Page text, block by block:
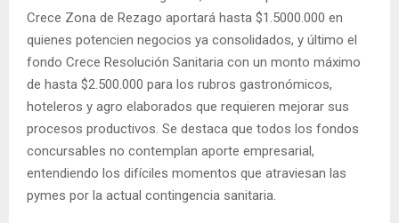
Crece Zona de Rezago aportará hasta $1.5000.000 en
quienes potencien negocios ya consolidados, y último el
fondo Crece Resolución Sanitaria con un monto máximo
de hasta $2.500.000 para los rubros gastronómicos,
hoteleros y agro elaborados que requieren mejorar sus
procesos productivos. Se destaca que todos los fondos
concursables no contemplan aporte empresarial,
entendiendo los difíciles momentos que atraviesan las
pymes por la actual contingencia sanitaria.